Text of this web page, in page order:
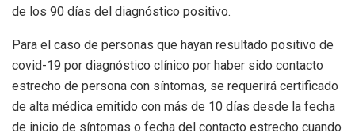
de los 90 días del diagnóstico positivo.
Para el caso de personas que hayan resultado positivo de
covid-19 por diagnóstico clínico por haber sido contacto
estrecho de persona con síntomas, se requerirá certificado
de alta médica emitido con más de 10 días desde la fecha
de inicio de síntomas o fecha del contacto estrecho cuando